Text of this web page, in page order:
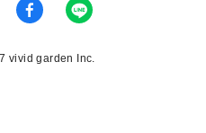
vivid garden Inc.